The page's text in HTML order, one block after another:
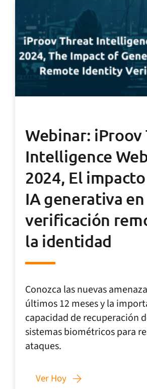
Webinar: iProov
Intelligence
2024, El
IA generativa en
verificación
la identidad
Conozca las nuevas
últimos 12 meses y la
capacidad de recuperación
sistemas biométricos para
ataques.
Ver Hoy